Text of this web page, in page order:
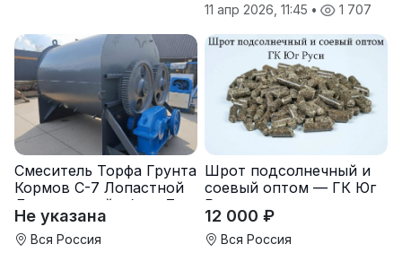
11 апр 2026, 11:45 • 1 707
Смеситель Торфа Грунта
Кормов С-7 Лопастной
Двухвальный обьем 7
м3
Не указана
Вся Россия
Шрот подсолнечный и
соевый оптом — ГК Юг
Руси
12 000 ₽
Вся Россия